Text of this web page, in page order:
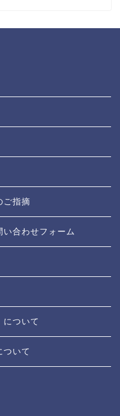
ご指摘
い合わせフォーム
について
ついて